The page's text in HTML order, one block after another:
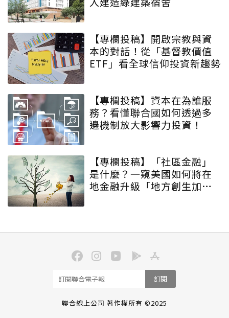
【專欄投稿】開啟宗教與資
本的對話！從「基督教價值
ETF」看全球信仰投資新趨勢
【專欄投稿】資本在為誰服
務？看懂聯合國如何透過多
邊機制放大影響力投資！
【專欄投稿】「社區金融」
是什麼？一窺美國如何將在
地金融升級「地方創生加速
訂閱
聯合線上公司 著作權所有 ©2025